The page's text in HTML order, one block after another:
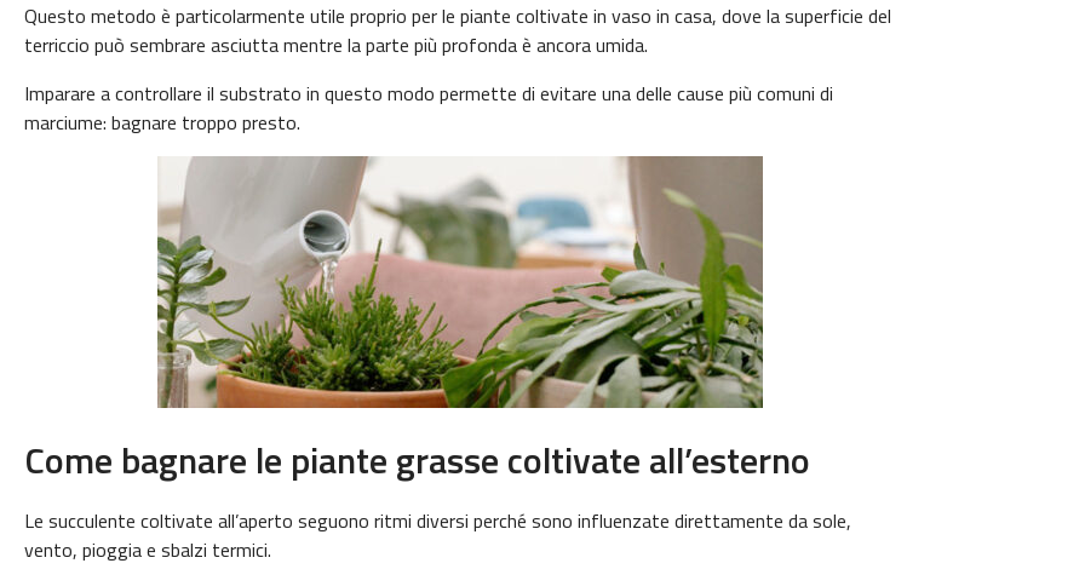
Questo metodo è particolarmente utile proprio per le piante coltivate in vaso in casa, dove la superficie del
terriccio può sembrare asciutta mentre la parte più profonda è ancora umida.
Imparare a controllare il substrato in questo modo permette di evitare una delle cause più comuni di
marciume: bagnare troppo presto.
Come bagnare le piante grasse coltivate all’esterno
Le succulente coltivate all’aperto seguono ritmi diversi perché sono influenzate direttamente da sole,
vento, pioggia e sbalzi termici.